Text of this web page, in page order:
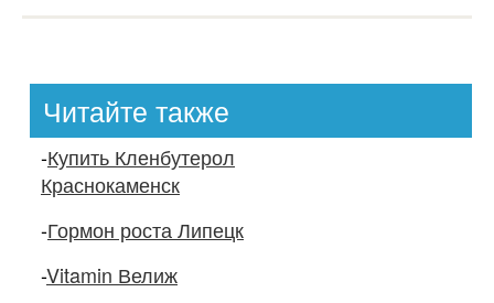
Читайте также
-Купить Кленбутерол
Краснокаменск
-Гормон роста Липецк
-Vitamin Велиж